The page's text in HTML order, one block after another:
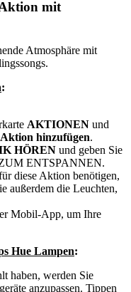
mit
Atmosphäre mit
:
AKTIONEN und
Aktion hinzufügen.
HÖREN und geben Sie
ENTSPANNEN.
diese Aktion benötigen,
außerdem die Leuchten,
Mobil-App, um Ihre
Hue Lampen:
haben, werden Sie
anzupassen. Tippen